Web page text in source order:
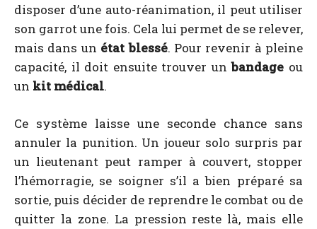
disposer d’une auto-réanimation, il peut utiliser
son garrot une fois. Cela lui permet de se relever,
mais dans un état blessé. Pour revenir à pleine
capacité, il doit ensuite trouver unbandage ou
un kit médical.
Ce système laisse une seconde chance sans
annuler la punition. Un joueur solo surpris par
un lieutenant peut ramper à couvert, stopper
l’hémorragie, se soigner s’il a bien préparé sa
sortie, puis décider de reprendre le combat ou de
quitter la zone. La pression reste là, mais elle